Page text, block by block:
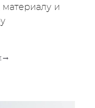
материалу и